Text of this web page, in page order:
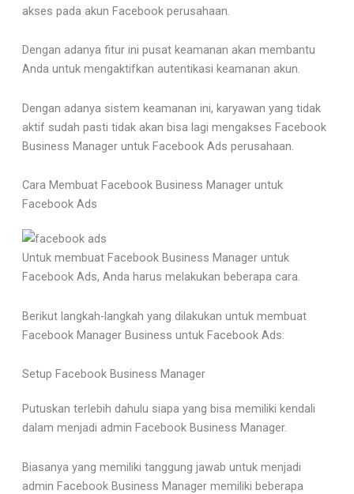
akses pada akun Facebook perusahaan.
Dengan adanya fitur ini pusat keamanan akan membantu
Anda untuk mengaktifkan autentikasi keamanan akun.
Dengan adanya sistem keamanan ini, karyawan yang tidak
aktif sudah pasti tidak akan bisa lagi mengakses Facebook
Business Manager untuk Facebook Ads perusahaan.
Cara Membuat Facebook Business Manager untuk
Facebook Ads
Untuk membuat Facebook Business Manager untuk
Facebook Ads, Anda harus melakukan beberapa cara.
Berikut langkah-langkah yang dilakukan untuk membuat
Facebook Manager Business untuk Facebook Ads:
Setup Facebook Business Manager
Putuskan terlebih dahulu siapa yang bisa memiliki kendali
dalam menjadi admin Facebook Business Manager.
Biasanya yang memiliki tanggung jawab untuk menjadi
admin Facebook Business Manager memiliki beberapa